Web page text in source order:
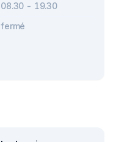
08.30 - 19.30
fermé